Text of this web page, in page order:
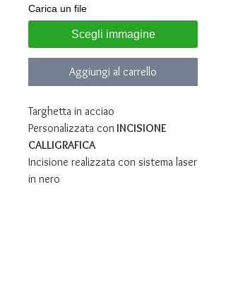
Carica un file
Scegli immagine
Aggiungi al carrello
Targhetta in acciao
Personalizzata con INCISIONE
CALLIGRAFICA
Incisione realizzata con sistema laser
in nero